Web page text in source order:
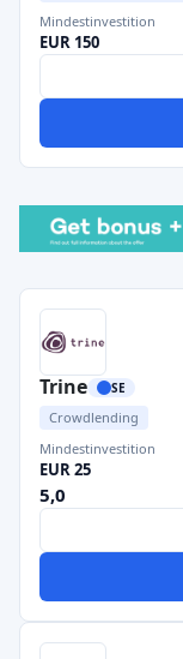
Mindestinvestition
EUR 150
Trine SE
Crowdlending
Mindestinvestition
EUR 25
5,0